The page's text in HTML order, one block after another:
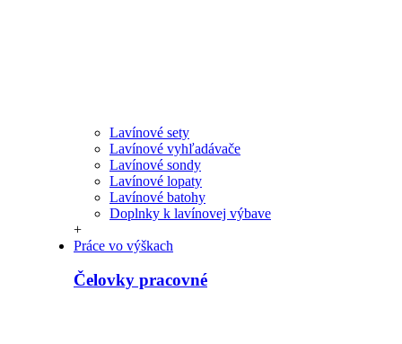
Lavínové sety
Lavínové vyhľadávače
Lavínové sondy
Lavínové lopaty
Lavínové batohy
Doplnky k lavínovej výbave
+
Práce vo výškach
Čelovky pracovné